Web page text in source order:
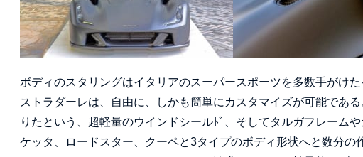
ボディのスタリングはイタリアのスーパースポーツを多数手がけ
ストラダーレは、自由に、しかも簡単にカスタマイズが可能であ
りたという、超軽量のウインドシールﾄﾞ、そしてタルガフレーム
ケッタ、ロードスター、クーペと3タイプのボディ形状へと数分の